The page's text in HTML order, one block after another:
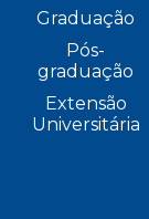
Graduação
Pós-
graduação
Extensão
Universitária